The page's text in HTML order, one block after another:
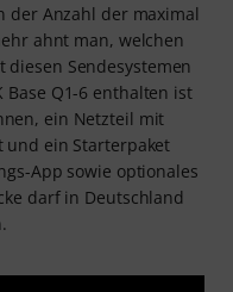
der Anzahl der maximal
ahnt man, welchen
Sendesystemen
Base Q1-6 enthalten ist
ein Netzteil mit
und ein Starterpaket
App sowie optionales
darf in Deutschland